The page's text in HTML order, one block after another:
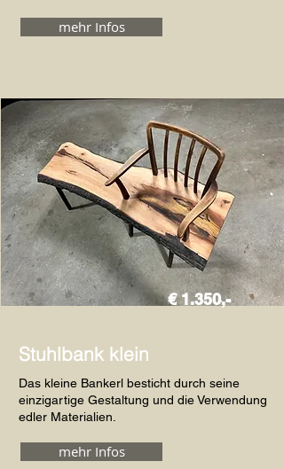
mehr Infos
Stuhlbank klein
€ 1.350,-
Das kleine Bankerl besticht durch seine
einzigartige Gestaltung und die Verwendung
edler Materialien.
mehr Infos